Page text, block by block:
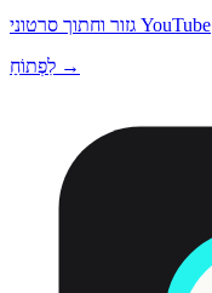
גזור וחתוך סרטוני YouTube
לִפְתוֹחַ →